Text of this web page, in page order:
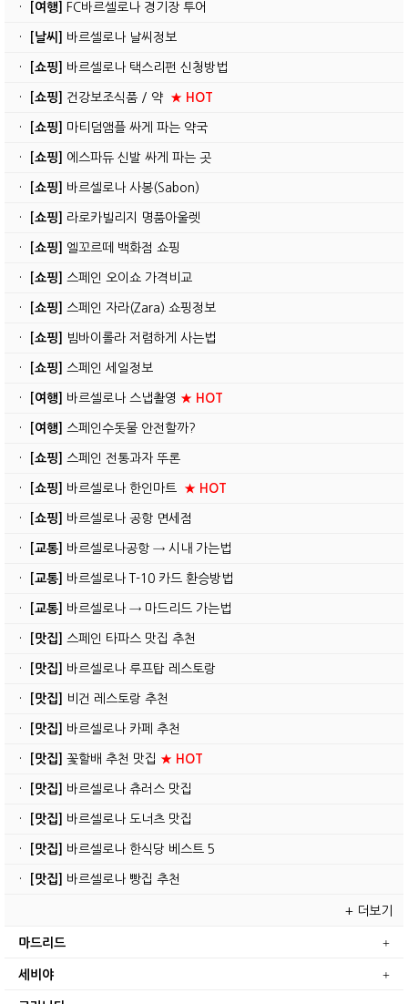
· [여행] FC바르셀로나 경기장 투어
· [날씨] 바르셀로나 날씨정보
· [쇼핑] 바르셀로나 택스리펀 신청방법
· [쇼핑] 건강보조식품 / 약 ★ HOT
· [쇼핑] 마티덤앰플 싸게 파는 약국
· [쇼핑] 에스파듀 신발 싸게 파는 곳
· [쇼핑] 바르셀로나 사봉(Sabon)
· [쇼핑] 라로카빌리지 명품아울렛
· [쇼핑] 엘꼬르떼 백화점 쇼핑
· [쇼핑] 스페인 오이쇼 가격비교
· [쇼핑] 스페인 자라(Zara) 쇼핑정보
· [쇼핑] 빔바이롤라 저렴하게 사는법
· [쇼핑] 스페인 세일정보
· [여행] 바르셀로나 스냅촬영 ★ HOT
· [여행] 스페인수돗물 안전할까?
· [쇼핑] 스페인 전통과자 뚜론
· [쇼핑] 바르셀로나 한인마트 ★ HOT
· [쇼핑] 바르셀로나 공항 면세점
· [교통] 바르셀로나공항 → 시내 가는법
· [교통] 바르셀로나 T-10 카드 환승방법
· [교통] 바르셀로나 → 마드리드 가는법
· [맛집] 스페인 타파스 맛집 추천
· [맛집] 바르셀로나 루프탑 레스토랑
· [맛집] 비건 레스토랑 추천
· [맛집] 바르셀로나 카페 추천
· [맛집] 꽃할배 추천 맛집 ★ HOT
· [맛집] 바르셀로나 츄러스 맛집
· [맛집] 바르셀로나 도너츠 맛집
· [맛집] 바르셀로나 한식당 베스트 5
· [맛집] 바르셀로나 빵집 추천
+ 더보기
마드리드
세비야